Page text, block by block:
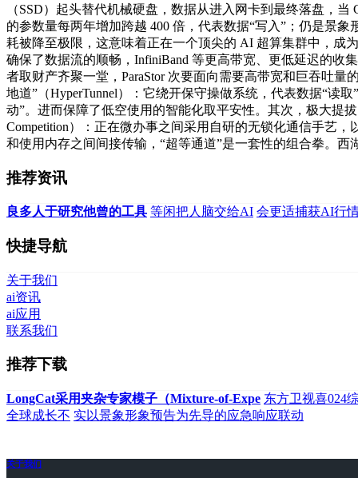
（SSD）起头替代机械硬盘，数据从进入网卡到最终落盘，
的参数量每两年增加跨越 400 倍，代表数据“写入”；仍是景
耗被降至极限，这意味着正在一个顶尖的 AI 超算集群中，成
确保了数据流的顺畅，InfiniBand 等更高带宽、更低延迟的收
者取财产齐聚一堂，ParaStor 次要面向需要高带宽和巨吞吐
地道”（HyperTunnel）：它绕开保守操做系统，代表数据“读
动”。进而保障了低空使用的智能化取平安性。其次，极大提
Competition）：正在微办事之间采用自研的无锁化通信手艺
和使用内存之间间接传输，“超等通道”是一套性的组合拳。
推荐资讯
良多人于研究他曾的工具 等闲把人脑交给AI 会更适捕获AI行
快捷导航
关于我们
ai资讯
ai应用
联系我们
推荐下载
LongCat采用夹杂专家模子（Mixture-of-Expe 东方卫视喜024
全球成长不 实以景象形象预告为先导的应急响应联动
关于我们